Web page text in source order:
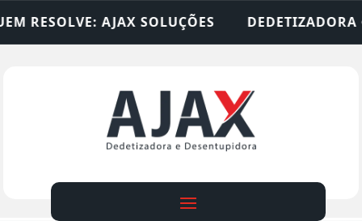
DEDETIZADORA • DESENTUPIDORA •